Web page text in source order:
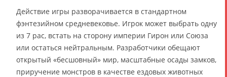
Действие игры разворачивается в стандартном
фэнтезийном средневековье. Игрок может выбрать одну
из 7 рас, встать на сторону империи Гирон или Союза
или остаться нейтральным. Разработчики обещают
открытый «бесшовный» мир, масштабные осады замков,
приручение монстров в качестве ездовых животных